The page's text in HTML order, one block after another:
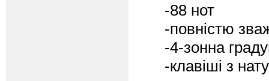
-88 нот
-повністю
-4-зонна
-клавіші з